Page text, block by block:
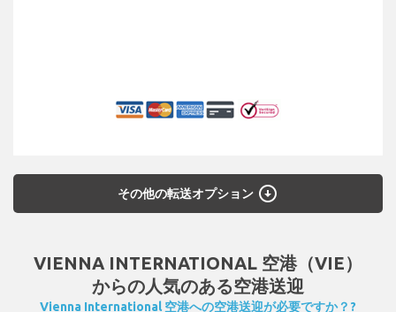
その他の転送オプション arrow_circle_down
VIENNA INTERNATIONAL 空港（VIE）
からの人気のある空港送迎
Vienna International 空港への空港送迎が必要ですか？?